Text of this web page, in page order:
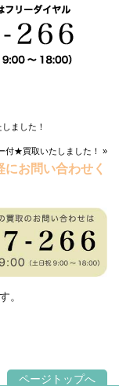
ました！
付★買取いたしました！ »
お問い合わせく
。
ページトップへ